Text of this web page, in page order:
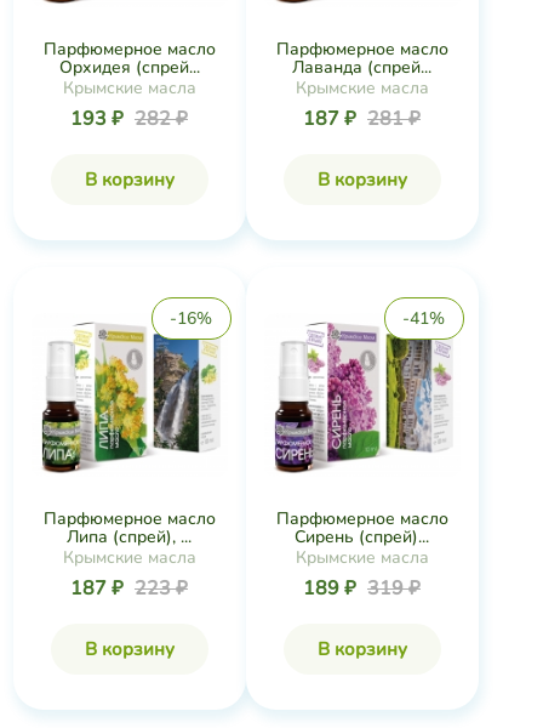
Парфюмерное масло
Орхидея (спрей...
Крымские масла
193 ₽ 282 ₽
В корзину
Парфюмерное масло
Лаванда (спрей...
Крымские масла
187 ₽ 281 ₽
В корзину
-16%
Парфюмерное масло
Липа (спрей), ...
Крымские масла
187 ₽ 223 ₽
В корзину
-41%
Парфюмерное масло
Сирень (спрей)...
Крымские масла
189 ₽ 319 ₽
В корзину